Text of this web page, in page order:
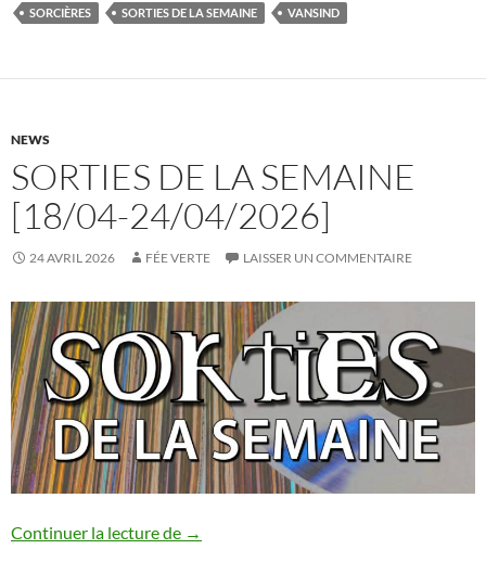
SORCIÈRES SORTIES DE LA SEMAINE VANSIND
NEWS
SORTIES DE LA SEMAINE
[18/04-24/04/2026]
24 AVRIL 2026 FÉE VERTE LAISSER UN COMMENTAIRE
Continuer la lecture de Sorties de la semaine [18/04-24/04/
→